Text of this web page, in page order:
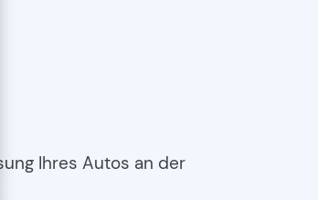
Ihres Autos an der